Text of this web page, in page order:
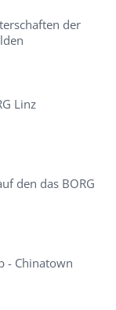
der
Linz
den das BORG
- Chinatown